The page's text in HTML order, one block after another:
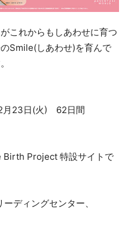
これからもしあわせに育つ
Smile(しあわせ)を育んで
月23日(火) 62日間
Project 特設サイトで
ディングセンター、